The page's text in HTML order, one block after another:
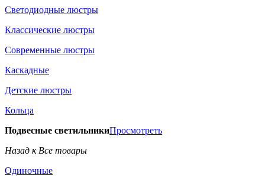
Светодиодные люстры
Классические люстры
Современные люстры
Каскадные
Детские люстры
Кольца
Подвесные светильникиПросмотреть
Назад к Все товары
Одиночные